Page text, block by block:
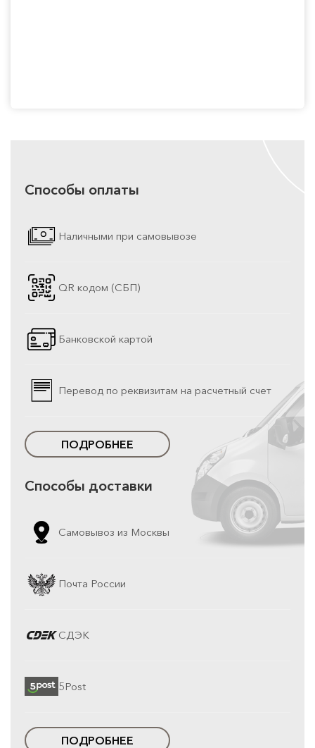
Способы оплаты
Наличными при самовывозе
QR кодом (СБП)
Банковской картой
Перевод по реквизитам на расчетный счет
ПОДРОБНЕЕ
Способы доставки
Самовывоз из Москвы
Почта России
СДЭК
5Post
ПОДРОБНЕЕ